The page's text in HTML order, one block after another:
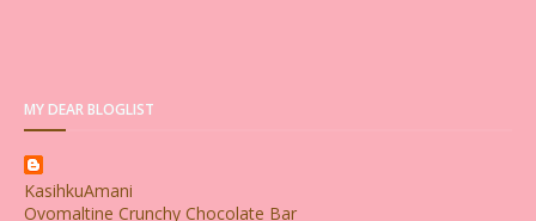
MY DEAR BLOGLIST
KasihkuAmani
Ovomaltine Crunchy Chocolate Bar